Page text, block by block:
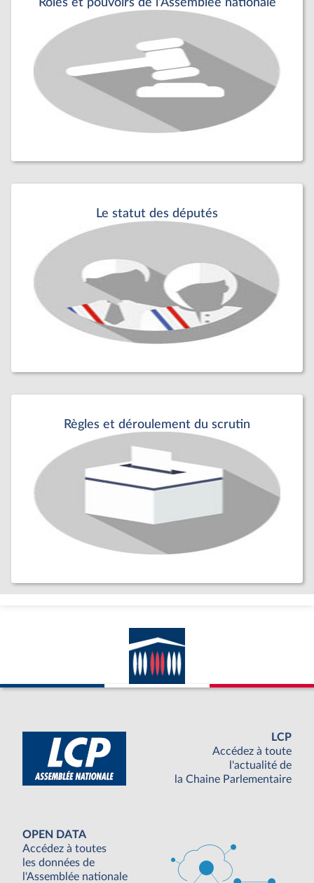
Le statut des députés
Règles et déroulement du scrutin
LCP
Accédez à toute
l'actualité de
la Chaine Parlementaire
OPEN DATA
Accédez à toutes
les données de
l'Assemblée nationale